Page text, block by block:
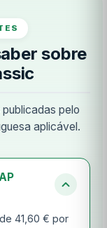
sobre
pelo
aplicável.
41,60 € por